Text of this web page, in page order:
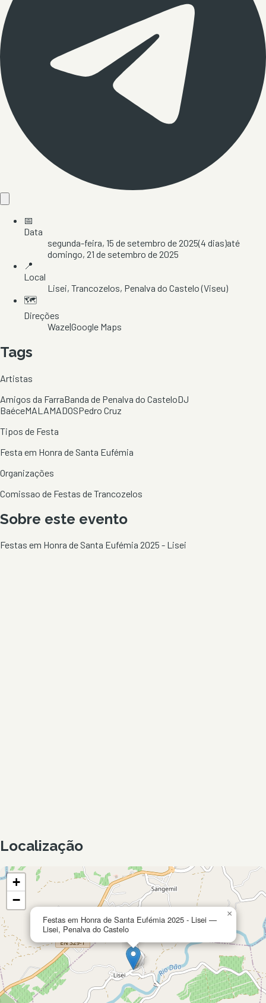
📅
Data
segunda-feira, 15 de setembro de 2025(4 dias)até
domingo, 21 de setembro de 2025
📍
Local
Lisei, Trancozelos, Penalva do Castelo(Viseu)
🗺️
Direções
Waze|Google Maps
Tags
Artistas
Amigos da FarraBanda de Penalva do CasteloDJ
BaéceMALAMADOSPedro Cruz
Tipos de Festa
Festa em Honra de Santa Eufémia
Organizações
Comissao de Festas de Trancozelos
Sobre este evento
Festas em Honra de Santa Eufémia 2025 - Lisei
Localização
Festas em Honra de Santa Eufémia 2025 - Lisei —
Lisei, Penalva do Castelo
×
+
−